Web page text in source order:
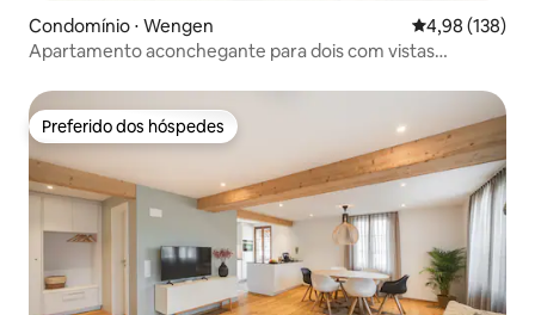
Condomínio ⋅ Wengen 4,98 de uma
4,98 (138)
Apartamento aconchegante para dois com vistas
Preferido dos hóspedes
Preferido dos hóspedes